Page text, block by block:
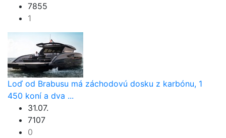
7855
1
Loď od Brabusu má záchodovú dosku z karbónu, 1
450 koní a dva ...
31.07.
7107
0